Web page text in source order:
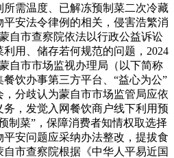
需温度、已解冻预制菜二次冷藏
安法令律例的相关，侵害浩繁消
自市查察院依法以行政公益诉讼
用、储存若何规范的问题，2024
自市市场监视办理局（以下简称
饮办事第三方平台、“益心为公”
分歧认为蒙自市市场监管局应依
，发觉入网餐饮商户线下利用预
制菜”，保障消费者知情权取选择
安问题应采纳办法整改，提拔食
市查察院根据《中华人平易近国